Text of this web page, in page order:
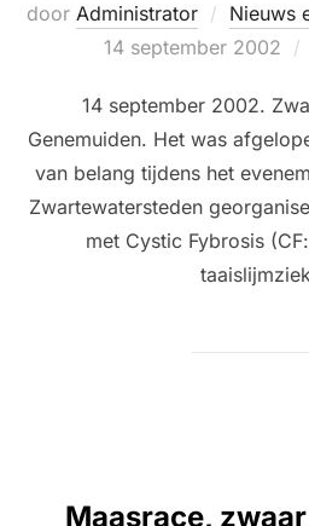
door Administrator Nieuws
14 september 2002
14 september 2002.
Genemuiden. Het was
van belang tijdens het
Zwartewatersteden
met Cystic Fybrosis
Maasrace,